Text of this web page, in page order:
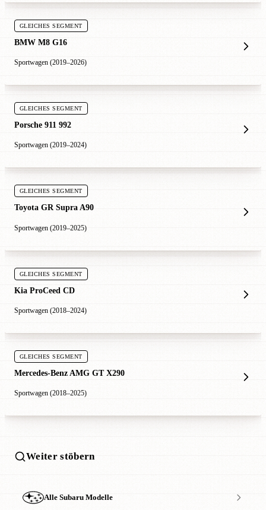
GLEICHES SEGMENT
BMW M8 G16
Sportwagen (2019–2026)
GLEICHES SEGMENT
Porsche 911 992
Sportwagen (2019–2024)
GLEICHES SEGMENT
Toyota GR Supra A90
Sportwagen (2019–2025)
GLEICHES SEGMENT
Kia ProCeed CD
Sportwagen (2018–2024)
GLEICHES SEGMENT
Mercedes-Benz AMG GT X290
Sportwagen (2018–2025)
Weiter stöbern
Alle Subaru Modelle